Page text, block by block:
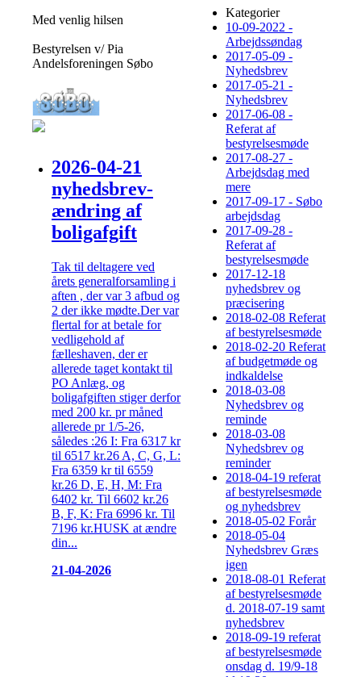
Med venlig hilsen
Bestyrelsen v/ Pia
Andelsforeningen Søbo
2026-04-21
nyhedsbrev-
ændring af
boligafgift
Tak til deltagere ved
årets generalforsamling i
aften , der var 3 afbud og
2 der ikke mødte.Der var
flertal for at betale for
vedligehold af
fælleshaven, der er
allerede taget kontakt til
PO Anlæg, og
boligafgiften stiger derfor
med 200 kr. pr måned
allerede pr 1/5-26,
således :26 I: Fra 6317 kr
til 6517 kr.26 A, C, G, L:
Fra 6359 kr til 6559
kr.26 D, E, H, M: Fra
6402 kr. Til 6602 kr.26
B, F, K: Fra 6996 kr. Til
7196 kr.HUSK at ændre
din...
21-04-2026
Kategorier
10-09-2022 -
Arbejdssøndag
2017-05-09 -
Nyhedsbrev
2017-05-21 -
Nyhedsbrev
2017-06-08 -
Referat af
bestyrelsesmøde
2017-08-27 -
Arbejdsdag med
mere
2017-09-17 - Søbo
arbejdsdag
2017-09-28 -
Referat af
bestyrelsesmøde
2017-12-18
nyhedsbrev og
præcisering
2018-02-08 Referat
af bestyrelsesmøde
2018-02-20 Referat
af budgetmøde og
indkaldelse
2018-03-08
Nyhedsbrev og
reminde
2018-03-08
Nyhedsbrev og
reminder
2018-04-19 referat
af bestyrelsesmøde
og nyhedsbrev
2018-05-02 Forår
2018-05-04
Nyhedsbrev Græs
igen
2018-08-01 Referat
af bestyrelsesmøde
d. 2018-07-19 samt
nyhedsbrev
2018-09-19 referat
af bestyrelsesmøde
onsdag d. 19/9-18